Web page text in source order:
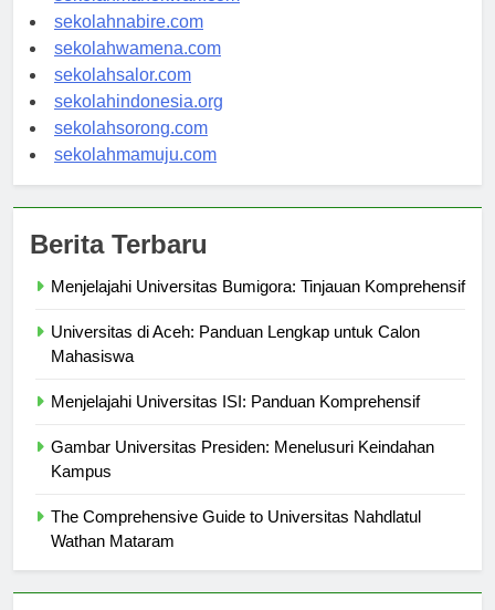
sekolahmanokwari.com
sekolahnabire.com
sekolahwamena.com
sekolahsalor.com
sekolahindonesia.org
sekolahsorong.com
Universitas di Aceh: Panduan Lengkap untuk Calon
Gambar Universitas Presiden: Menelusuri Keindahan
The Comprehensive Guide to Universitas Nahdlatul